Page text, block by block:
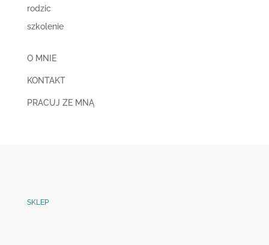
rodzic
szkolenie
O MNIE
KONTAKT
PRACUJ ZE MNĄ
SKLEP